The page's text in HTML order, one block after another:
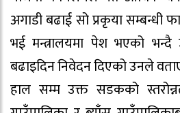
अगाडी बढाई सो प्रकृया सम्बन्धी
भई मन्त्रालयमा पेश भएको
बढाइदिन निवेदन दिएको उनले
हाल सम्म उक्त सडकको